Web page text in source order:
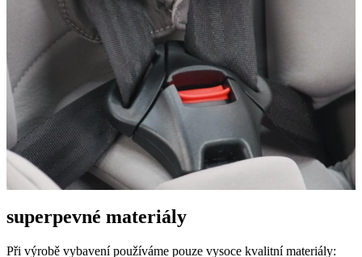
superpevné materiály
Při výrobě vybavení používáme pouze vysoce kvalitní materiály: